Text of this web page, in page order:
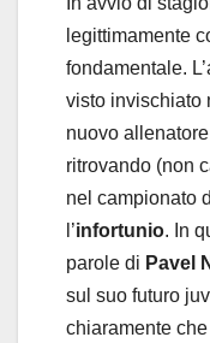
legittimamente
fondamentale.
visto invischiato
nuovo
ritrovando (non
nel campionato
l’infortunio. In
parole di Pavel
sul suo futuro
chiaramente